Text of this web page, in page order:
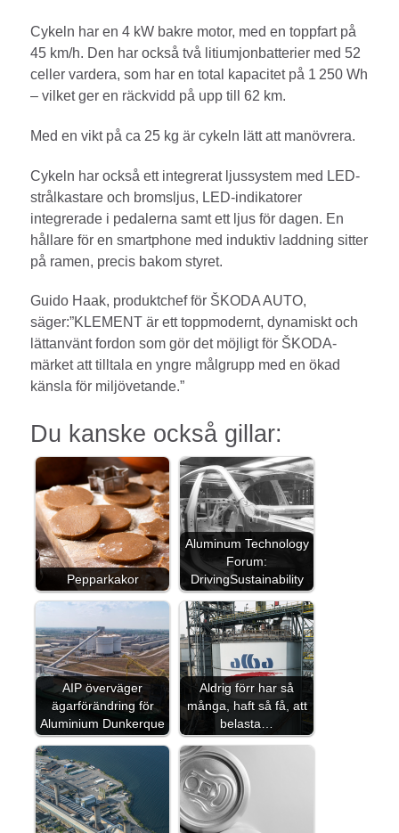
Cykeln har en 4 kW bakre motor, med en toppfart på
45 km/h. Den har också två litiumjonbatterier med 52
celler vardera, som har en total kapacitet på 1 250 Wh
– vilket ger en räckvidd på upp till 62 km.
Med en vikt på ca 25 kg är cykeln lätt att manövrera.
Cykeln har också ett integrerat ljussystem med LED-
strålkastare och bromsljus, LED-indikatorer
integrerade i pedalerna samt ett ljus för dagen. En
hållare för en smartphone med induktiv laddning sitter
på ramen, precis bakom styret.
Guido Haak, produktchef för ŠKODA AUTO,
säger:”KLEMENT är ett toppmodernt, dynamiskt och
lättanvänt fordon som gör det möjligt för ŠKODA-
märket att tilltala en yngre målgrupp med en ökad
känsla för miljövetande.”
Du kanske också gillar:
Pepparkakor
Aluminum Technology
Forum:
DrivingSustainability
AIP överväger
ägarförändring för
Aluminium Dunkerque
Aldrig förr har så
många, haft så få, att
belasta…